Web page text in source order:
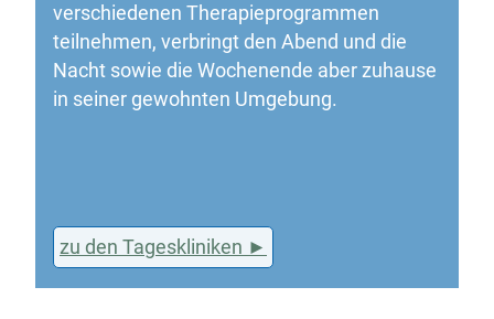
verschiedenen Therapieprogrammen
teilnehmen, verbringt den Abend und die
Nacht sowie die Wochenende aber zuhause
in seiner gewohnten Umgebung.
zu den Tageskliniken